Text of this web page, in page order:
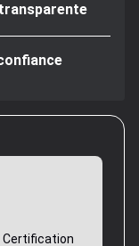
Certification